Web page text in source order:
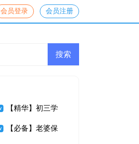
会员登录 会员注册
【精华】初三学
生检讨书3篇
【必备】老婆保